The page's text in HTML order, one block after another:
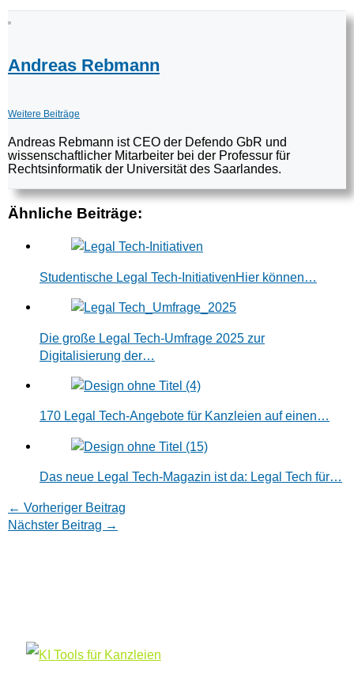
Andreas Rebmann
Weitere Beiträge
Andreas Rebmann ist CEO der Defendo GbR und
wissenschaftlicher Mitarbeiter bei der Professur für
Rechtsinformatik der Universität des Saarlandes.
Ähnliche Beiträge:
Studentische Legal Tech-InitiativenHier können…
Die große Legal Tech-Umfrage 2025 zur
Digitalisierung der…
170 Legal Tech-Angebote für Kanzleien auf einen…
Das neue Legal Tech-Magazin ist da: Legal Tech für…
← Vorheriger Beitrag
Nächster Beitrag →